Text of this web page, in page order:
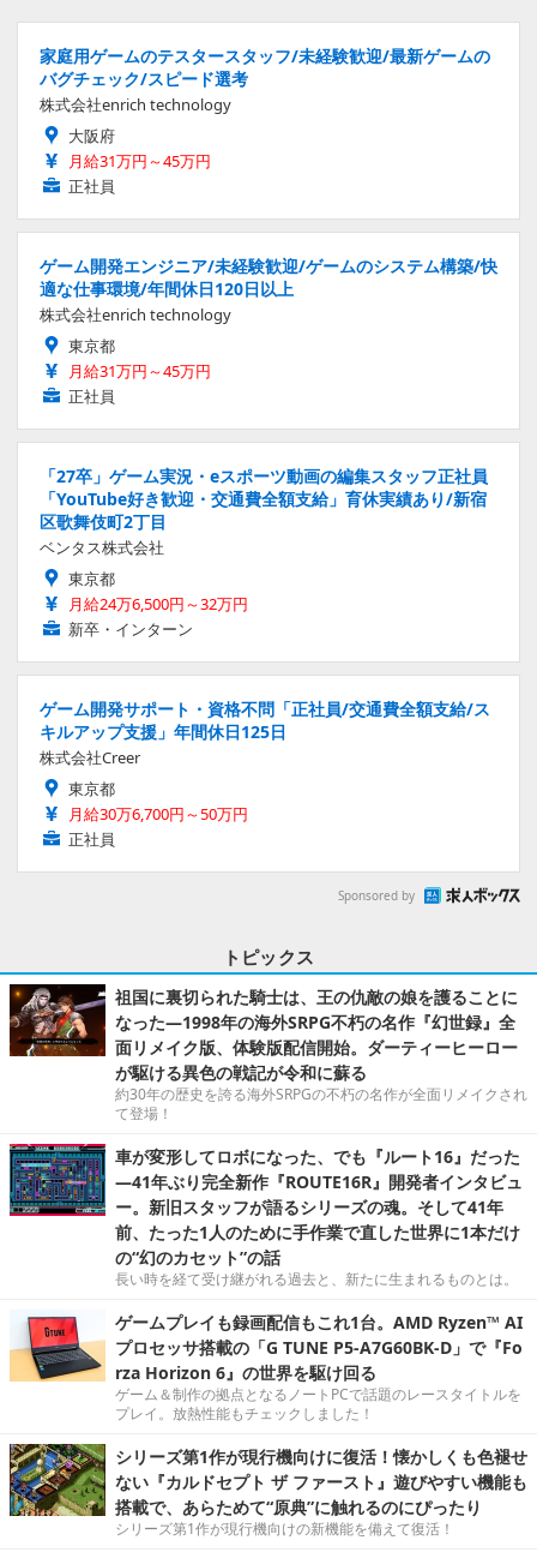
家庭用ゲームのテスタースタッフ/未経験歓迎/最新ゲームの
バグチェック/スピード選考
株式会社enrich technology
大阪府
月給31万円～45万円
正社員
ゲーム開発エンジニア/未経験歓迎/ゲームのシステム構築/快
適な仕事環境/年間休日120日以上
株式会社enrich technology
東京都
月給31万円～45万円
正社員
「27卒」ゲーム実況・eスポーツ動画の編集スタッフ正社員
「YouTube好き歓迎・交通費全額支給」育休実績あり/新宿
区歌舞伎町2丁目
ベンタス株式会社
東京都
月給24万6,500円～32万円
新卒・インターン
ゲーム開発サポート・資格不問「正社員/交通費全額支給/ス
キルアップ支援」年間休日125日
株式会社Creer
東京都
月給30万6,700円～50万円
正社員
Sponsored by
トピックス
祖国に裏切られた騎士は、王の仇敵の娘を護ることに
なった―1998年の海外SRPG不朽の名作『幻世録』全
面リメイク版、体験版配信開始。ダーティーヒーロー
が駆ける異色の戦記が令和に蘇る
約30年の歴史を誇る海外SRPGの不朽の名作が全面リメイクされ
て登場！
車が変形してロボになった、でも『ルート16』だった
―41年ぶり完全新作『ROUTE16R』開発者インタビュ
ー。新旧スタッフが語るシリーズの魂。そして41年
前、たった1人のために手作業で直した世界に1本だけ
の“幻のカセット”の話
長い時を経て受け継がれる過去と、新たに生まれるものとは。
ゲームプレイも録画配信もこれ1台。AMD Ryzen™ AI
プロセッサ搭載の「G TUNE P5-A7G60BK-D」で『Fo
rza Horizon 6』の世界を駆け回る
ゲーム＆制作の拠点となるノートPCで話題のレースタイトルを
プレイ。放熱性能もチェックしました！
シリーズ第1作が現行機向けに復活！懐かしくも色褪せ
ない『カルドセプト ザ ファースト』遊びやすい機能も
搭載で、あらためて“原典”に触れるのにぴったり
シリーズ第1作が現行機向けの新機能を備えて復活！